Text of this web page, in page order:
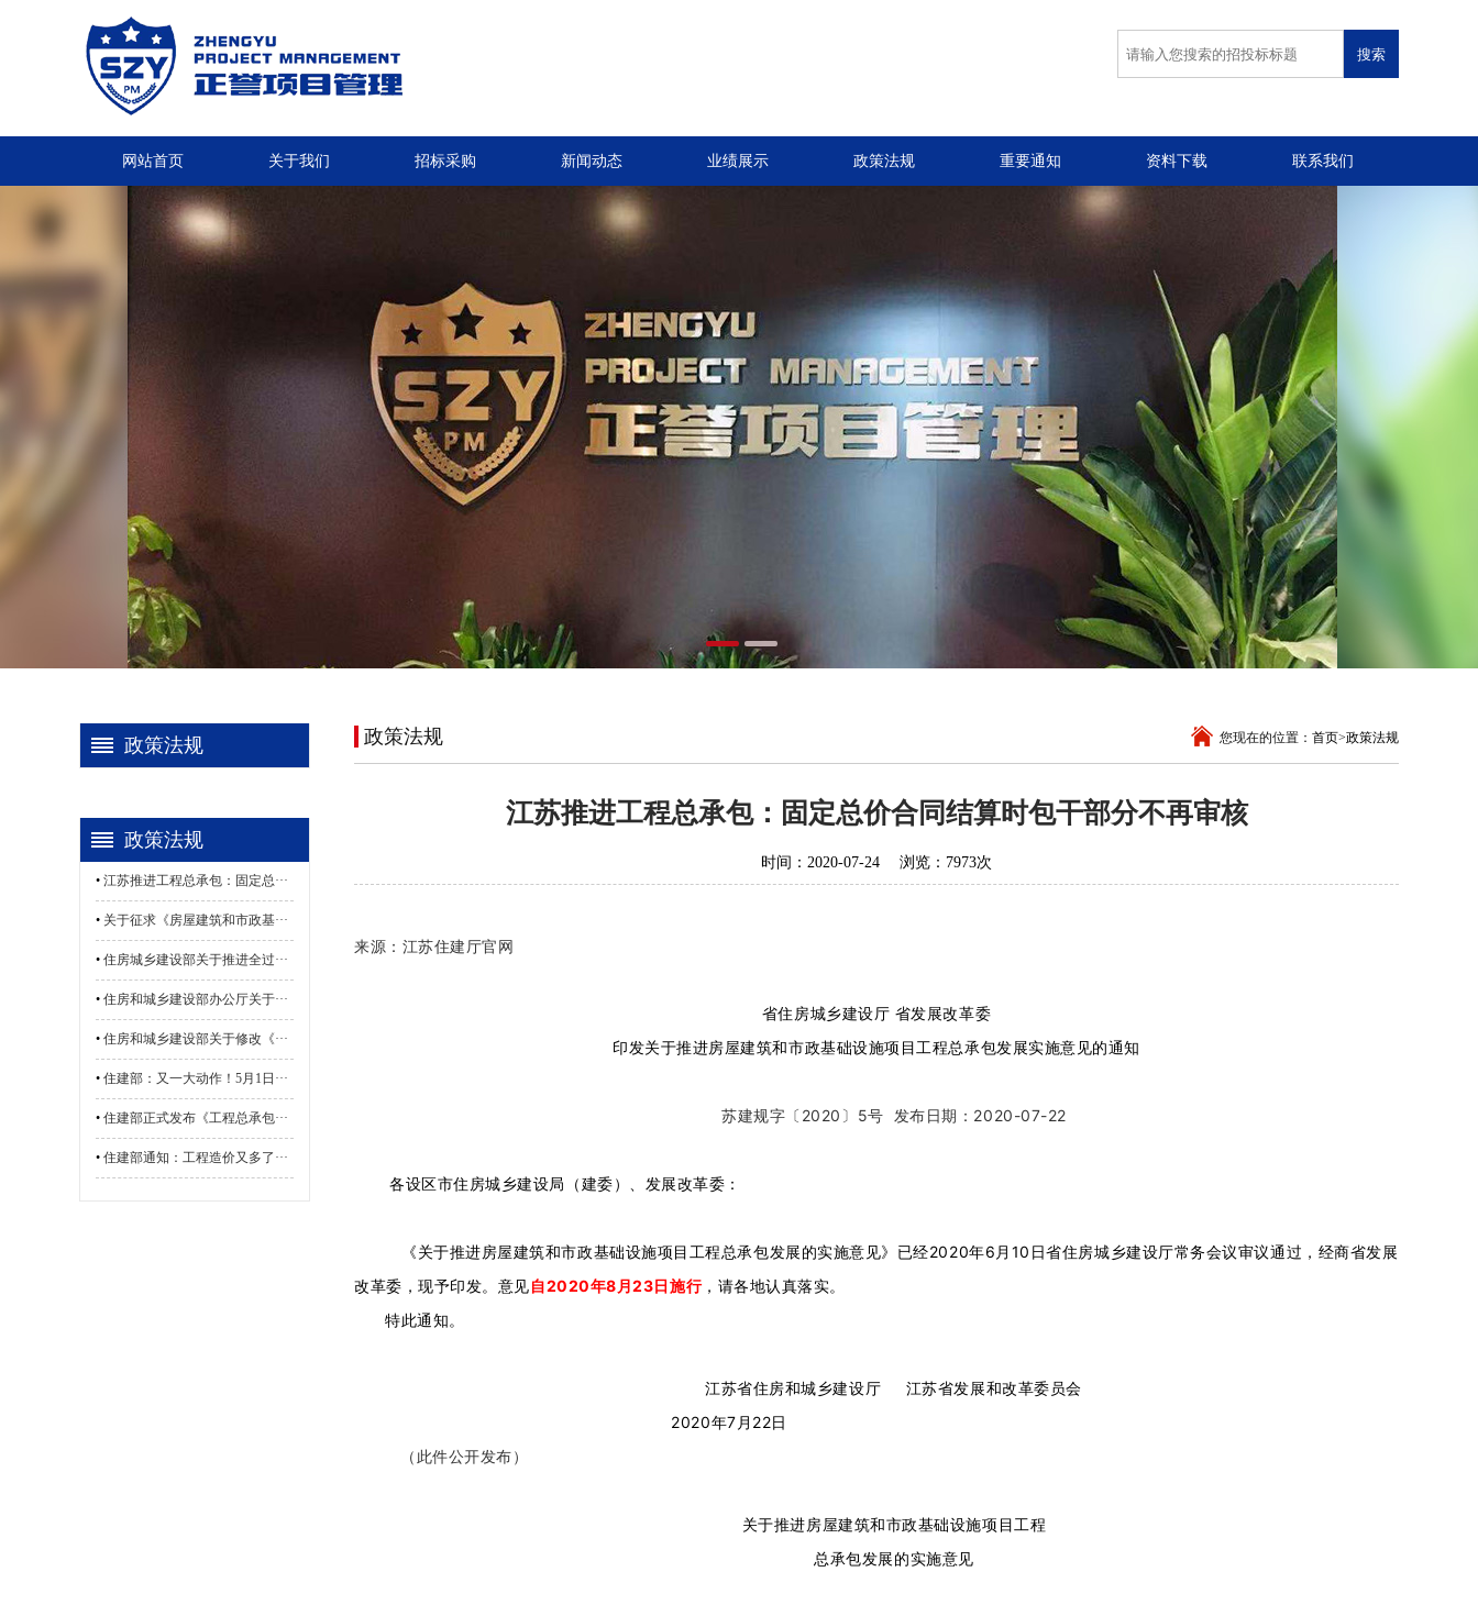
网站首页 关于我们 招标采购 新闻动态 业绩展示 政策法规 重要通知 资料下载 联系我们
政策法规
政策法规
• 江苏推进工程总承包：固定总···
• 关于征求《房屋建筑和市政基···
• 住房城乡建设部关于推进全过···
• 住房和城乡建设部办公厅关于···
• 住房和城乡建设部关于修改《···
• 住建部：又一大动作！5月1日···
• 住建部正式发布《工程总承包···
• 住建部通知：工程造价又多了···
政策法规 您现在的位置： 首页>政策法规
江苏推进工程总承包：固定总价合同结算时包干部分不再审核
时间：2020-07-24 浏览：7973次
来源：江苏住建厅官网
省住房城乡建设厅 省发展改革委
印发关于推进房屋建筑和市政基础设施项目工程总承包发展实施意见的通知
苏建规字〔2020〕5号 发布日期： 2020-07-22
各设区市住房城乡建设局（建委）、发展改革委：
《关于推进房屋建筑和市政基础设施项目工程总承包发展的实施意见》已经2020年6月10日省住房城乡建设厅常务会议审议通过，经商省发展
改革委，现予印发。意见自2020年8月23日施行，请各地认真落实。
特此通知。
江苏省住房和城乡建设厅 江苏省发展和改革委员会
2020年7月22日
（此件公开发布）
关于推进房屋建筑和市政基础设施项目工程
总承包发展的实施意见